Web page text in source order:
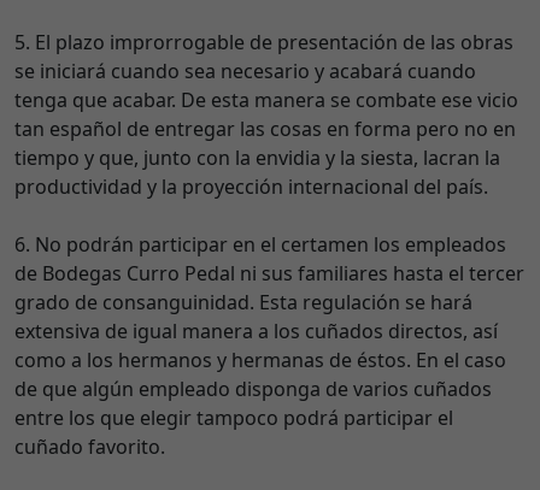
5. El plazo improrrogable de presentación de las obras
se iniciará cuando sea necesario y acabará cuando
tenga que acabar. De esta manera se combate ese vicio
tan español de entregar las cosas en forma pero no en
tiempo y que, junto con la envidia y la siesta, lacran la
productividad y la proyección internacional del país.
6. No podrán participar en el certamen los empleados
de Bodegas Curro Pedal ni sus familiares hasta el tercer
grado de consanguinidad. Esta regulación se hará
extensiva de igual manera a los cuñados directos, así
como a los hermanos y hermanas de éstos. En el caso
de que algún empleado disponga de varios cuñados
entre los que elegir tampoco podrá participar el
cuñado favorito.